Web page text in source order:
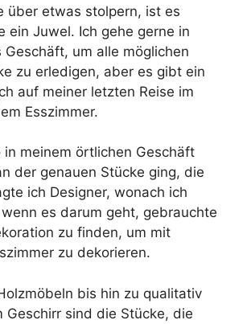
über etwas stolpern, ist es
ein Juwel. Ich gehe gerne in
Geschäft, um alle möglichen
zu erledigen, aber es gibt ein
auf meiner letzten Reise im
Esszimmer.
in meinem örtlichen Geschäft
der genauen Stücke ging, die
ich Designer, wonach ich
es darum geht, gebrauchte
zu finden, um mit
zu dekorieren.
bis hin zu qualitativ
Geschirr sind die Stücke, die